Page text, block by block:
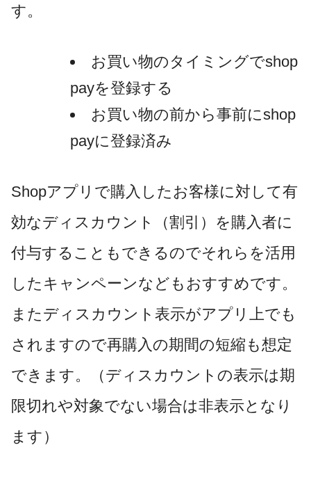
す。
お買い物のタイミングでshop
payを登録する
お買い物の前から事前にshop
payに登録済み
Shopアプリで購入したお客様に対して有
効なディスカウント（割引）を購入者に
付与することもできるのでそれらを活用
したキャンペーンなどもおすすめです。
またディスカウント表示がアプリ上でも
されますので再購入の期間の短縮も想定
できます。（ディスカウントの表示は期
限切れや対象でない場合は非表示となり
ます）